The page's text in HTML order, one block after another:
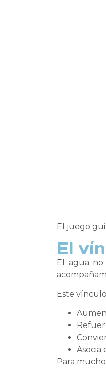
El juego
El
El agua no
Este
Asocia
Para